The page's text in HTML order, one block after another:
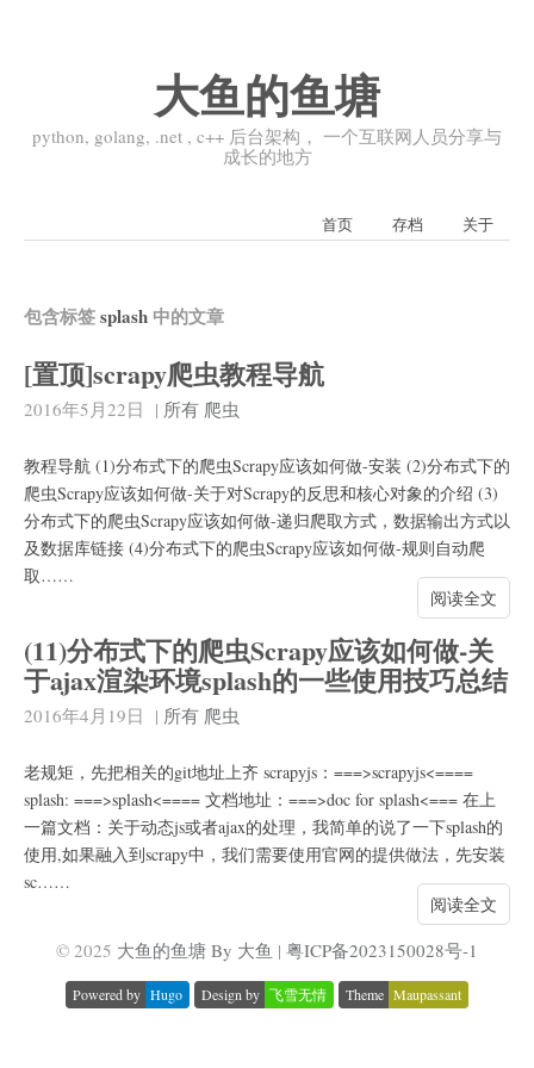
大鱼的鱼塘
python, golang, .net , c++ 后台架构， 一个互联网人员分享与
成长的地方
首页 存档 关于
包含标签splash 中的文章
[置顶]scrapy爬虫教程导航
2016年5月22日 | 所有 爬虫
教程导航 (1)分布式下的爬虫Scrapy应该如何做-安装 (2)分布式下的
爬虫Scrapy应该如何做-关于对Scrapy的反思和核心对象的介绍 (3)
分布式下的爬虫Scrapy应该如何做-递归爬取方式，数据输出方式以
及数据库链接 (4)分布式下的爬虫Scrapy应该如何做-规则自动爬
取……
阅读全文
(11)分布式下的爬虫Scrapy应该如何做-关
于ajax渲染环境splash的一些使用技巧总结
2016年4月19日 | 所有 爬虫
老规矩，先把相关的git地址上齐 scrapyjs：===>scrapyjs<====
splash: ===>splash<==== 文档地址：===>doc for splash<=== 在上
一篇文档：关于动态js或者ajax的处理，我简单的说了一下splash的
使用,如果融入到scrapy中，我们需要使用官网的提供做法，先安装
sc……
阅读全文
© 2025 大鱼的鱼塘 By 大鱼 | 粤ICP备2023150028号-1
Powered by Hugo Design by 飞雪无情 Theme Maupassant